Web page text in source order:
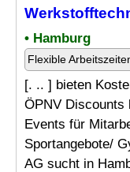
• Hamburg
Flexible
[. .. ] bieten
ÖPNV Discounts
Events für
Sportangebote/
AG sucht in